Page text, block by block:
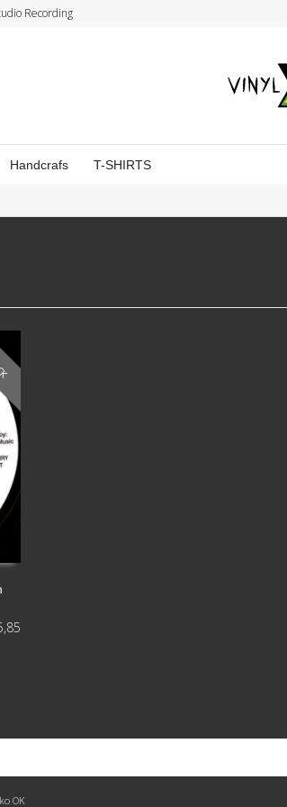
Recording
Handcrafs T-SHIRTS
OK